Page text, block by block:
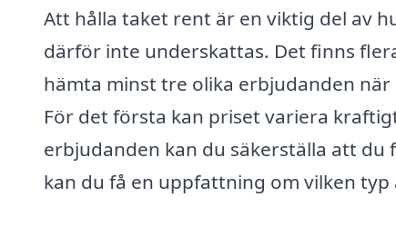
Att hålla taket rent är en viktig del av
därför inte underskattas. Det finns
hämta minst tre olika erbjudanden
För det första kan priset variera
erbjudanden kan du säkerställa att
kan du få en uppfattning om vilken